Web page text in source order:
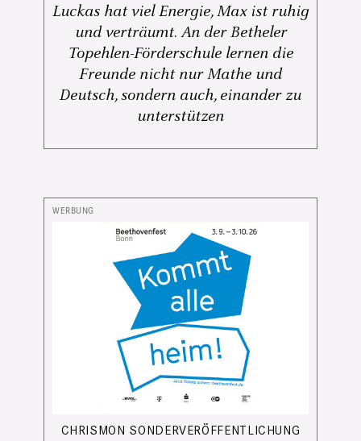
Luckas hat viel Energie, Max ist ruhig
und verträumt. An der Betheler
Topehlen-Förderschule lernen die
Freunde nicht nur Mathe und
Deutsch, sondern auch, einander zu
unterstützen
CHRISMON SONDERVERÖFFENTLICHUNG